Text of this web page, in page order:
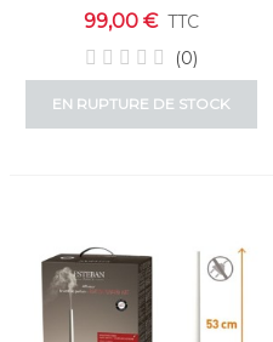
Fragrance
99,00 € TTC
(0)
EN RUPTURE DE STOCK